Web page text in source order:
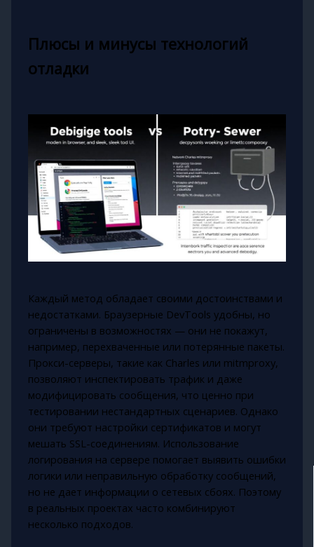
Плюсы и минусы технологий
отладки
Каждый метод обладает своими достоинствами и
недостатками. Браузерные DevTools удобны, но
ограничены в возможностях — они не покажут,
например, перехваченные или потерянные пакеты.
Прокси-серверы, такие как Charles или mitmproxy,
позволяют инспектировать трафик и даже
модифицировать сообщения, что ценно при
тестировании нестандартных сценариев. Однако
они требуют настройки сертификатов и могут
мешать SSL-соединениям. Использование
логирования на сервере помогает выявить ошибки
логики или неправильную обработку сообщений,
но не дает информации о сетевых сбоях. Поэтому
в реальных проектах часто комбинируют
несколько подходов.